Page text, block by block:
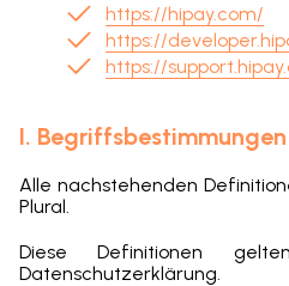
https://hipay.com/
https://
https://
I. Begriffsbestimmungen
Alle nachstehenden
Plural.
Diese Definitionen
Datenschutzerklärung.